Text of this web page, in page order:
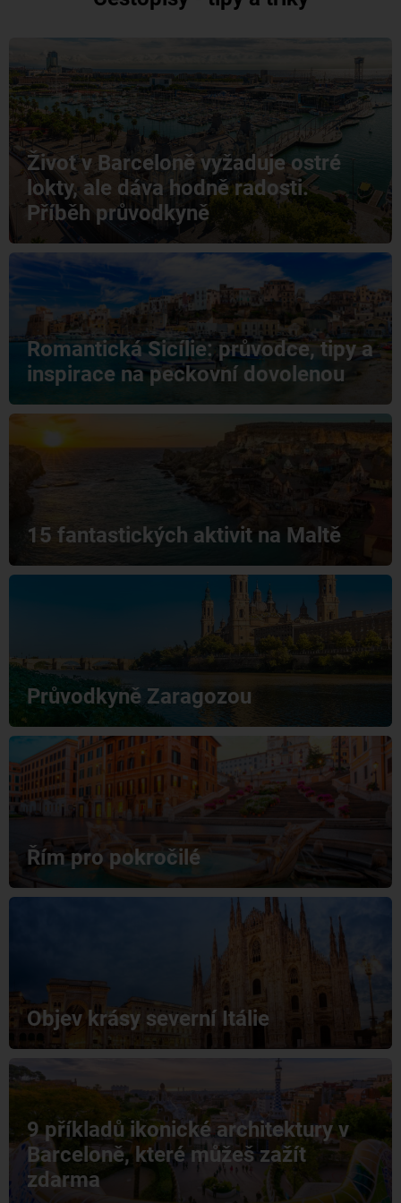
Život v Barceloně vyžaduje ostré
lokty, ale dáva hodně radosti.
Příběh průvodkyně
Romantická Sicílie: průvodce, tipy a
inspirace na peckovní dovolenou
15 fantastických aktivit na Maltě
Průvodkyně Zaragozou
Řím pro pokročilé
Objev krásy severní Itálie
9 příkladů ikonické architektury v
Barceloně, které můžeš zažít
zdarma